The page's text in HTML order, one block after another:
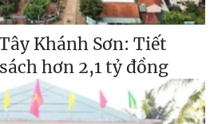
Khánh Sơn: Tiết
hơn 2,1 tỷ đồng